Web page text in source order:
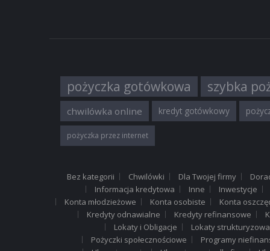
pożyczka gotówkowa szybka
chwilówka online kredyt gotówkowy
pożyczka przez internet
Bez kategorii Chwilówki Dla Twojej firmy
Informacja kredytowa
Inne
Inwestycje
Konta młodzieżowe
Konta osobiste
Konta
Kredyty odnawialne
Kredyty refinansowe
Lokaty i Obligacje
Lokaty
Pożyczki społecznościowe
Programy